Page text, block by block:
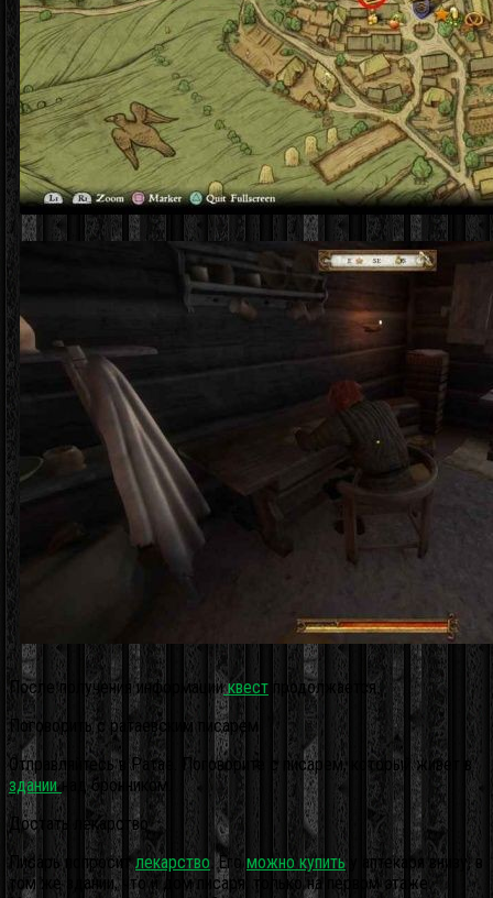
После получения информацииквест продолжается.
Поговорить с ратаевским писарем
Отправляйтесь в Ратае. Поговорите с писарем, который живет в
зданиинад бронником.
Достать лекарство
Писарь попроситлекарство . Его можно купить у аптекаря внизу, в
том же здании, что и дом писаря, только на первом этаже.